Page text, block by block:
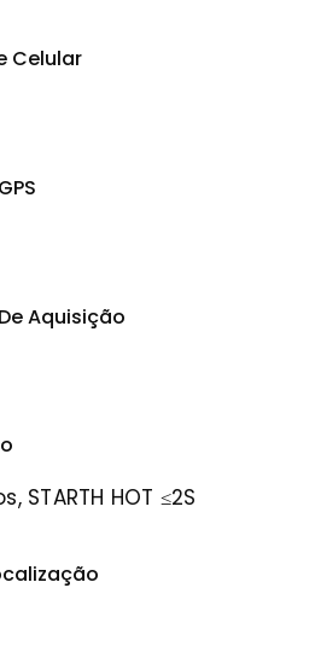
Celular
Aquisição
STARTH HOT ≤2S